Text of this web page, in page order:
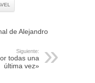
de Alejandro
Siguiente:
todas una
última vez»